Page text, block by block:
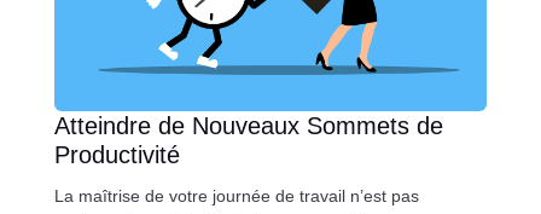
Atteindre de Nouveaux Sommets de
Productivité
La maîtrise de votre journée de travail n’est pas